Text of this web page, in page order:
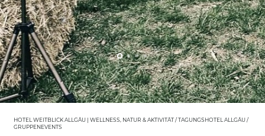
HOTEL WEITBLICK ALLGÄU | WELLNESS, NATUR & AKTIVITÄT/TAGUNGSHOTEL ALLGÄU/
GRUPPENEVENTS